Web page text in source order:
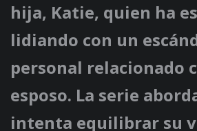
hija, Katie, quien ha
lidiando con un
personal relacionado
esposo. La serie
intenta equilibrar su